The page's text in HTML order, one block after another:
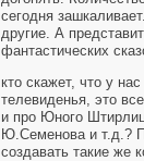
сегодня
другие. А
фантастических
кто скажет, что у
телевиденья, это
и про Юного
Ю.Семенова и т.д.?
создавать такие же